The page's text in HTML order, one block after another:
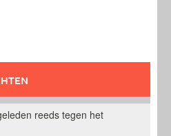
reeds tegen het